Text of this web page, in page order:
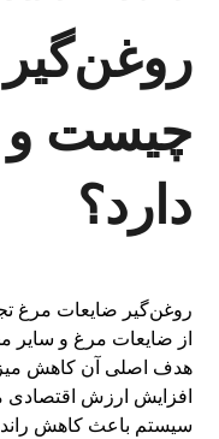
چیست و
دارد؟
روغن‌گیر ضایعات مرغ
از ضایعات مرغ و سایر
هدف اصلی آن کاهش
افزایش ارزش اقتصادی
سیستم باعث کاهش